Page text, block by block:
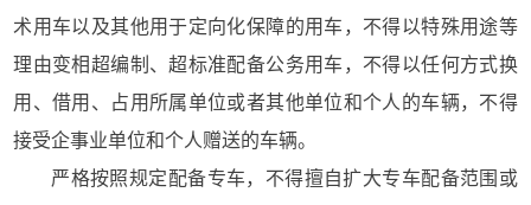
术用车以及其他用于定向化保障的用车，不得以特殊用途等
理由变相超编制、超标准配备公务用车，不得以任何方式换
用、借用、占用所属单位或者其他单位和个人的车辆，不得
接受企事业单位和个人赠送的车辆。
严格按照规定配备专车，不得擅自扩大专车配备范围或